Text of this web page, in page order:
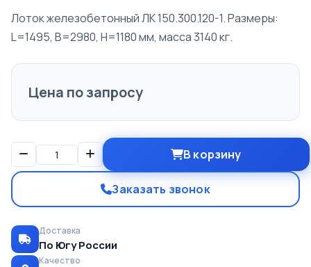
Лоток железобетонный ЛК 150.300.120-1. Размеры:
L=1495, B=2980, H=1180 мм, масса 3140 кг.
Цена по запросу
В корзину
Заказать звонок
Доставка
По Югу России
Качество